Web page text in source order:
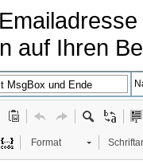
auf Ihren
Format